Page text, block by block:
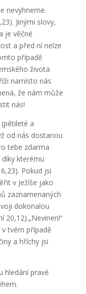
nevyhneme.
Jinými slovy,
je věčné
a před ní nelze
případě
života
namísto nás
že nám může
nás!
a
od nás dostanou
tebe zdarma
díky kterému
Pokud jsi
v Ježíše jako
zaznamenaných
dokonalou
v tvém případě
a hříchy jsi
hledání pravé